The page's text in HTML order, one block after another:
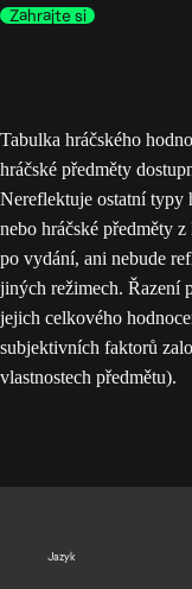
Zahrajte si
Tabulka hráčského
hráčské předměty
Nereflektuje ostatní typy
nebo hráčské předměty
po vydání, ani nebude
jiných režimech. Řazení
jejich celkového
subjektivních faktorů
vlastnostech předmětu).
Jazyk